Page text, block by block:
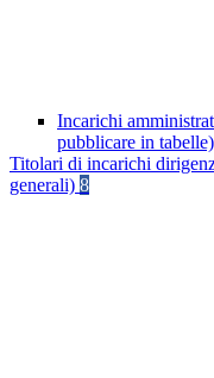
Incarichi
pubblicare in tabelle)
Titolari di incarichi
generali) 8